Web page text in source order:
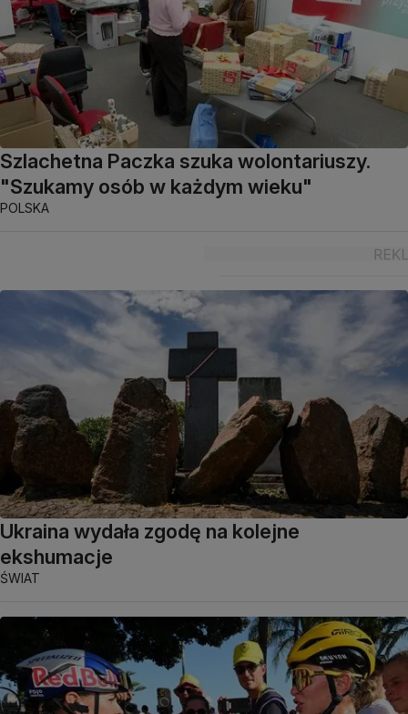
Szlachetna Paczka szuka wolontariuszy.
"Szukamy osób w każdym wieku"
POLSKA
Ukraina wydała zgodę na kolejne
ekshumacje
ŚWIAT